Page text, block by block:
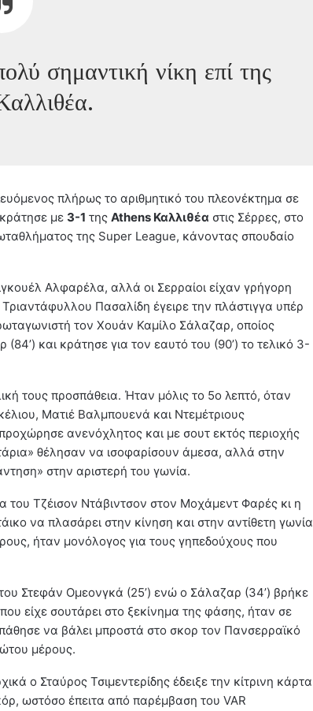
σημαντική νίκη επί της
πλήρως το αριθμητικό του πλεονέκτημα σε
με 3-1 της Athens Καλλιθέα στις Σέρρες, στο
της Super League, κάνοντας σπουδαίο
Αλφαρέλα, αλλά οι Σερραίοι είχαν γρήγορη
Πασαλίδη έγειρε την πλάστιγγα υπέρ
τον Χουάν Καμίλο Σάλαζαρ, οποίος
και κράτησε για τον εαυτό του (90’) το τελικό 3-
τους προσπάθεια. Ήταν μόλις το 5ο λεπτό, όταν
Ματιέ Βαλμπουενά και Ντεμέτριους
ανενόχλητος και με σουτ εκτός περιοχής
θέλησαν να ισοφαρίσουν άμεσα, αλλά στην
στην αριστερή του γωνία.
Τζέισον Ντάβιντσον στον Μοχάμεντ Φαρές κι η
να πλασάρει στην κίνηση και στην αντίθετη γωνία
ήταν μονόλογος για τους γηπεδούχους που
Στεφάν Ομεονγκά (25’) ενώ ο Σάλαζαρ (34’) βρήκε
είχε σουτάρει στο ξεκίνημα της φάσης, ήταν σε
να βάλει μπροστά στο σκορ τον Πανσερραϊκό
μέρους.
ο Σταύρος Τσιμεντερίδης έδειξε την κίτρινη κάρτα
ωστόσο έπειτα από παρέμβαση του VAR